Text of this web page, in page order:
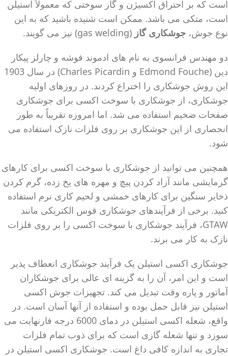
است که بر احتراق اکسیژن و گاز سوختی که معمولاً استیلن
است، متکی می باشد. ممکن است شنیده باشید که به این
نوع جوش، جوشکاری گاز (gas welding) نیز می گویند.
دو مهندس فرانسوی به نام های ادموند فوشه و چارلز پیکار
دین (Edmond Fouche و Charles Picardin) در سال 1903
این روش جوشکاری را اختراع کردند. در روزهای اولیه
جوشکاری، از جوشکاری با سوخت اکسی برای جوشکاری
صفحات ضخیم استفاده می شد. اما امروزه تقریباً به طور
انحصاری از این جوشکاری بر روی فلزات نازک استفاده می
شود.
همچنین می توانید از جوشکاری با سوخت اکسی برای کارهای
گرمایشی مانند آزاد کردن پیچ و مهره های یخ زده، گرم کردن
ذخایر سنگین برای کارهای خمشی و لحیم کاری نرم استفاده
کنید. برخی از فرآیندهای جوشکاری قوس الکتریکی مانند
GTAW، فرآیند جوشکاری با سوخت اکسی را بر روی فلزات
نازک به کار می برند.
جوشکاری اکسی استیلن یک فرآیند جوشکاری انعطاف پذیر
است و این امر، آن را به گزینه ای عالی برای جوشکاران
آماتور و پاره وقت تبدیل می کند. تجهیزات جوش اکسی
استیلن نیز قابل حمل بوده و استفاده از آنها آسان است. در
واقع، شعله اکسی استیلن در دمای 6000 درجه فارنهایت می
سوزد و تنها شعله گازی است که برای ذوب تمام فلزات
تجاری به اندازه کافی داغ است. جوشکاری اکسی استیلن در